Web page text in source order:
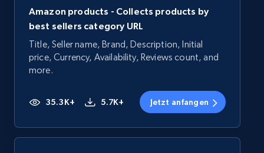
Amazon products - Collects products by
best sellers category URL
Title, Seller name, Brand, Description, Initial
price, Currency, Availability, Reviews count, and
more.
35.3K+ 5.7K+ Jetzt anfangen